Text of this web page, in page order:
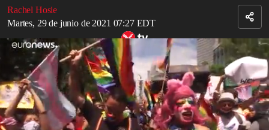
Rachel Hosie
Martes, 29 de junio de 2021 07:27 EDT
Miles de personas inundan de colores Ciudad de México en la
Marcha del Orgullo LGTBI
Read in English
Es lo peor, ¿verdad?